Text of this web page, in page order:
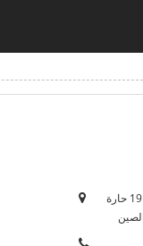
العنوان: A10 الطابق 4، المبنى 3، رقم 19 حارة